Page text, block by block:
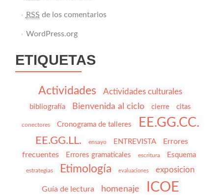
RSS de los comentarios
WordPress.org
ETIQUETAS
Actividades Actividades culturales
bibliografía Bienvenida al ciclo cierre citas
conectores Cronograma de talleres EE.GG.CC.
EE.GG.LL. ensayo ENTREVISTA
Errores
frecuentes
Errores gramaticales escritura Esquema
estrategias Etimología evaluaciones exposicion
Guía de lectura homenaje ICOE